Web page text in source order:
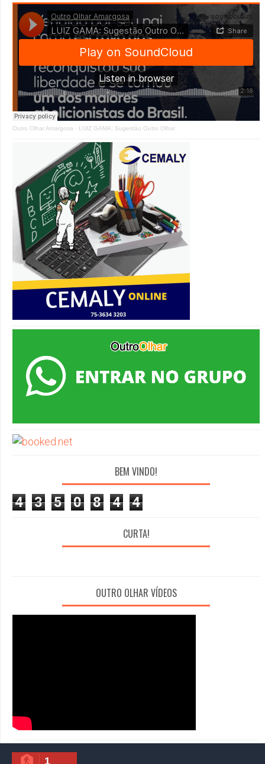
Outro Olhar Amargosa · LUIZ GAMA: Sugestão Outro Olhar
BEM VINDO!
4 3 5 0 8 4 4
CURTA!
OUTRO OLHAR VÍDEOS
1